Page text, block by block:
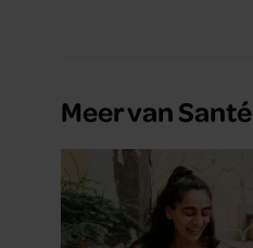
Meer van Santé